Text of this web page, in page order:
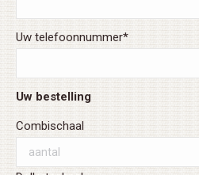
Uw telefoonnummer*
Uw bestelling
Combischaal